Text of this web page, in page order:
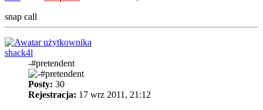
snap call
shack4l
-#pretendent
Posty: 30
Rejestracja: 17 wrz 2011, 21:12